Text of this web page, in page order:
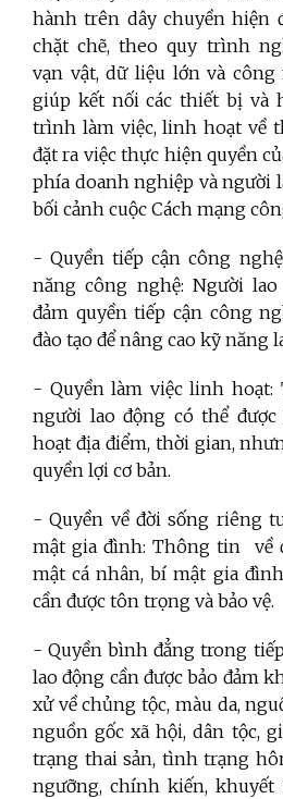
hành trên dây chuyền hiện
chặt chẽ, theo quy trình
vạn vật, dữ liệu lớn và
giúp kết nối các thiết bị và
trình làm việc, linh hoạt về
đặt ra việc thực hiện quyền
phía doanh nghiệp và người
bối cảnh cuộc Cách mạng
- Quyền tiếp cận công
năng công nghệ: Người
đảm quyền tiếp cận công
đào tạo để nâng cao kỹ năng
- Quyền làm việc linh hoạt:
người lao động có thể
hoạt địa điểm, thời gian,
quyền lợi cơ bản.
- Quyền về đời sống riêng
mật gia đình: Thông tin
về
mật cá nhân, bí mật gia đình
cần được tôn trọng và bảo vệ.
- Quyền bình đẳng trong
lao động cần được bảo đảm
xử vềchủng tộc, màu da,
nguồn gốc xã hội, dân tộc,
trạng thai sản, tình trạng
ngưỡng, chính kiến,